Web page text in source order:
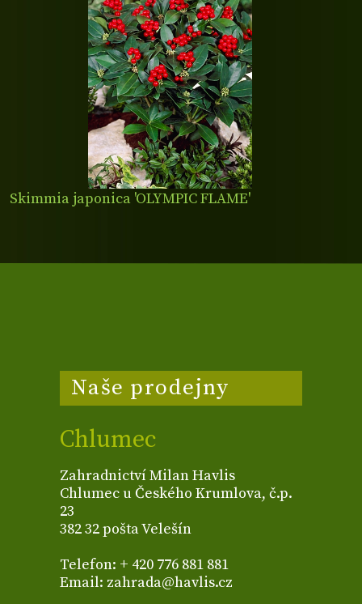
Skimmia japonica 'OLYMPIC FLAME'
Naše prodejny
Chlumec
Zahradnictví Milan Havlis
Chlumec u Českého Krumlova, č.p.
23
382 32 pošta Velešín
Telefon: + 420 776 881 881
Email: zahrada@havlis.cz